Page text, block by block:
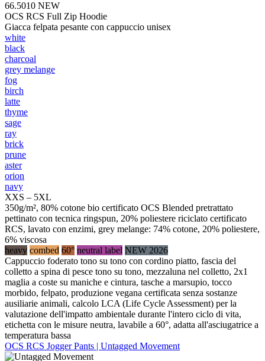
66.5010 NEW
OCS RCS Full Zip Hoodie
Giacca felpata pesante con cappuccio unisex
white
black
charcoal
grey melange
fog
birch
latte
thyme
sage
ray
brick
prune
aster
orion
navy
XXS – 5XL
350g/m², 80% cotone bio certificato OCS Blended pretrattato
pettinato con tecnica ringspun, 20% poliestere riciclato certificato
RCS, lavato con enzimi, grey melange: 74% cotone, 20% poliestere,
6% viscosa
heavy combed 60° neutral label NEW 2026
Cappuccio foderato tono su tono con cordino piatto, fascia del
colletto a spina di pesce tono su tono, mezzaluna nel colletto, 2x1
maglia a coste su maniche e cintura, tasche a marsupio, tocco
morbido, felpato, produzione vegana certificata senza sostanze
ausiliarie animali, calcolo LCA (Life Cycle Assessment) per la
valutazione dell'impatto ambientale durante l'intero ciclo di vita,
etichetta con le misure neutra, lavabile a 60°, adatta all'asciugatrice a
temperatura bassa
OCS RCS Jogger Pants | Untagged Movement